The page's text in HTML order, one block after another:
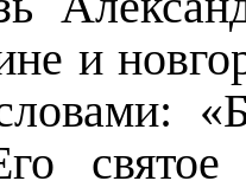
и
святое